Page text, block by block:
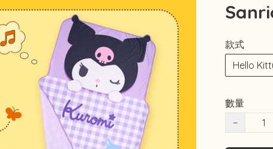
款式
Hello
數量
−